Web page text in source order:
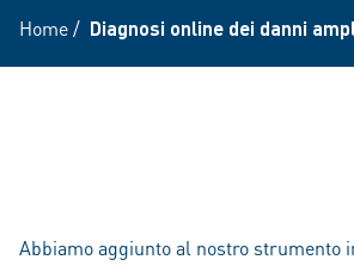
Home/ Diagnosi online dei danni
Abbiamo aggiunto al nostro strumento